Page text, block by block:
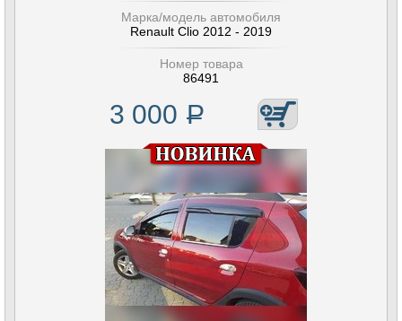
Марка/модель автомобиля
Renault Clio 2012 - 2019
Номер товара
86491
3 000 Р